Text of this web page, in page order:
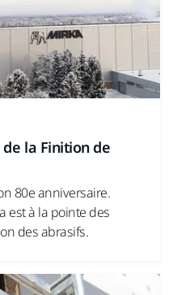
de la Finition de
80e anniversaire.
est à la pointe des
des abrasifs.